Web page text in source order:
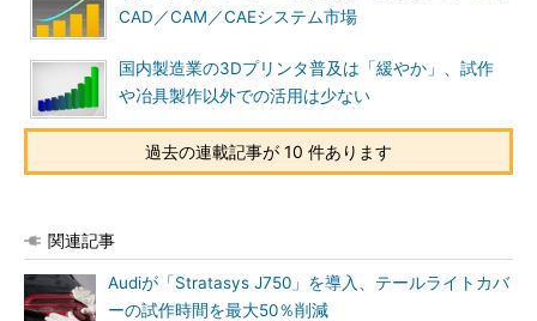
CAD／CAM／CAEシステム市場
国内製造業の3Dプリンタ普及は「緩やか」、試作
や冶具製作以外での活用は少ない
過去の連載記事が 10 件あります
関連記事
Audiが「Stratasys J750」を導入、テールライトカバ
ーの試作時間を最大50％削減